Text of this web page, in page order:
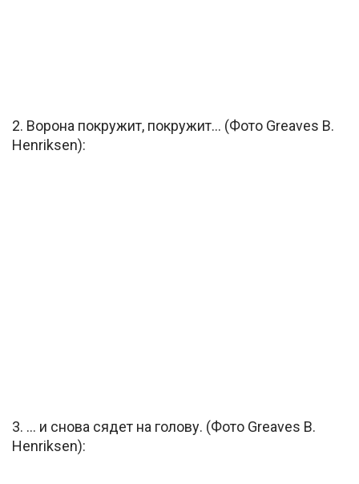
2. Ворона покружит, покружит… (Фото Greaves B.
Henriksen):
3. … и снова сядет на голову. (Фото Greaves B.
Henriksen):